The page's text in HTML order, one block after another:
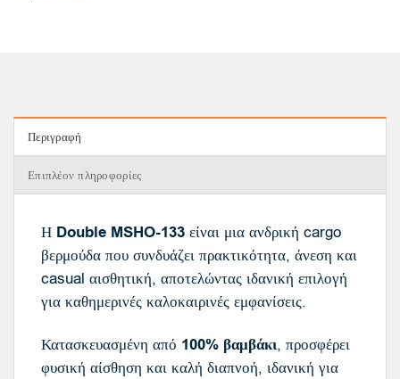
Περιγραφή
Επιπλέον πληροφορίες
Η Double MSHO-133 είναι μια ανδρική cargo
βερμούδα που συνδυάζει πρακτικότητα, άνεση και
casual αισθητική, αποτελώντας ιδανική επιλογή
για καθημερινές καλοκαιρινές εμφανίσεις.
Κατασκευασμένη από 100% βαμβάκι, προσφέρει
φυσική αίσθηση και καλή διαπνοή, ιδανική για